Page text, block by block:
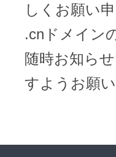
メールマ
VPS
メール転送/
お名前
メール
しくお願い
.cnドメイン
随時お知ら
すようお願